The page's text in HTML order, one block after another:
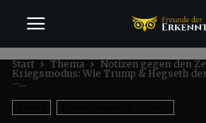
Start Thema Notizen gegen den
Kriegsmodus: Wie Trump & Hegseth
–...